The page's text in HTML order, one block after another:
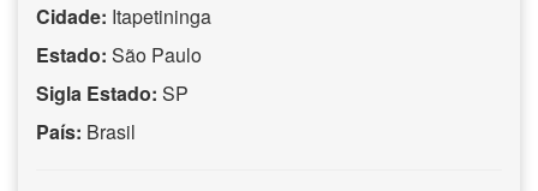
Cidade: Itapetininga
Estado: São Paulo
Sigla Estado: SP
País: Brasil